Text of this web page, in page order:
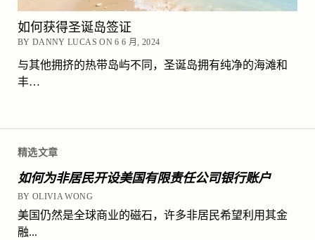
精选文章
如何为非居民开设美国有限责任公司银行账户
BY OLIVIA WONG
美国仍然是全球商业的磁石，许多非居民希望利用其金
融...
如何获得圣诞岛签证
BY DANNY LUCAS ON 6 6 月, 2024
与其他拥挤的热带岛屿不同，圣诞岛拥有纯净的海滩和
丰…